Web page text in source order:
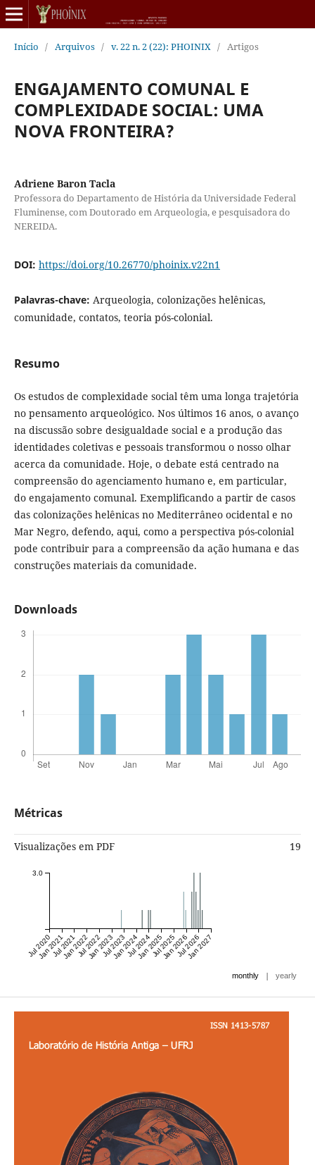
Início / Arquivos / v. 22 n. 2 (22): PHOINIX / Artigos
ENGAJAMENTO COMUNAL E
COMPLEXIDADE SOCIAL: UMA
NOVA FRONTEIRA?
Adriene Baron Tacla
Professora do Departamento de História da Universidade Federal
Fluminense, com Doutorado em Arqueologia, e pesquisadora do
NEREIDA.
DOI: https://doi.org/10.26770/phoinix.v22n1
Palavras-chave: Arqueologia, colonizações helênicas,
comunidade, contatos, teoria pós-colonial.
Resumo
Os estudos de complexidade social têm uma longa trajetória
no pensamento arqueológico. Nos últimos 16 anos, o avanço
na discussão sobre desigualdade social e a produção das
identidades coletivas e pessoais transformou o nosso olhar
acerca da comunidade. Hoje, o debate está centrado na
compreensão do agenciamento humano e, em particular,
do engajamento comunal. Exemplificando a partir de casos
das colonizações helênicas no Mediterrâneo ocidental e no
Mar Negro, defendo, aqui, como a perspectiva pós-colonial
pode contribuir para a compreensão da ação humana e das
construções materiais da comunidade.
Downloads
Métricas
Visualizações em PDF 19
Jul 2020
Jan 2021Jul 2021
Jan 2022Jul 2022
Jan 2023Jul 2023
Jan 2024Jul 2024
Jan 2025Jul 2025
Jan 2026Jul 2026
Jan 2027
3.0
monthly | yearly